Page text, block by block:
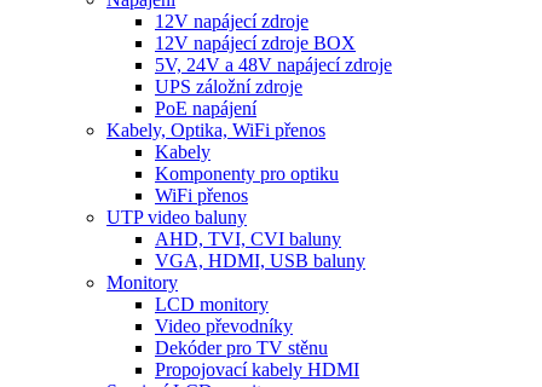
12V napájecí zdroje
12V napájecí zdroje BOX
5V, 24V a 48V napájecí zdroje
UPS záložní zdroje
PoE napájení
Kabely, Optika, WiFi přenos
Kabely
Komponenty pro optiku
WiFi přenos
UTP video baluny
AHD, TVI, CVI baluny
VGA, HDMI, USB baluny
Monitory
LCD monitory
Video převodníky
Dekóder pro TV stěnu
Propojovací kabely HDMI